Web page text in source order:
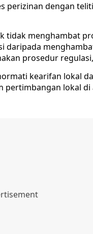
perizinan dengan
tidak menghambat
prosedur
kearifan lokal
lokal